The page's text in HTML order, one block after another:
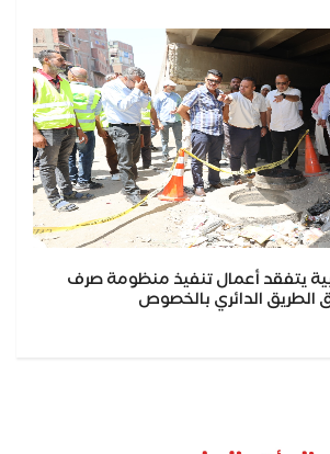
يتفقد أعمال تنفيذ منظومة صرف
الطريق الدائري بالخصوص